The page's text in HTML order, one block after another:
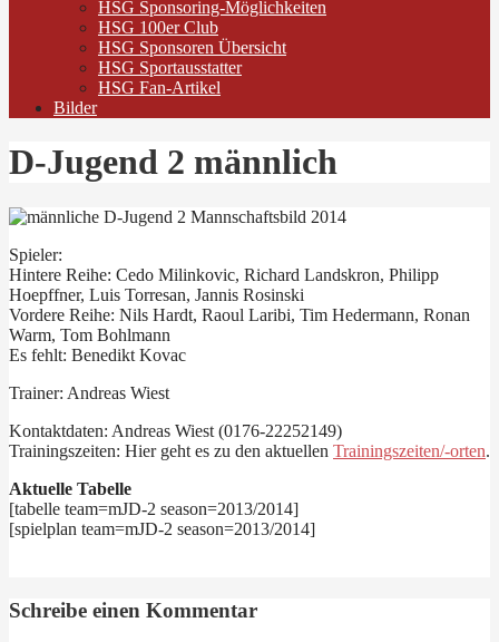
HSG Sponsoring-Möglichkeiten
HSG 100er Club
HSG Sponsoren Übersicht
HSG Sportausstatter
HSG Fan-Artikel
Bilder
D-Jugend 2 männlich
Spieler:
Hintere Reihe: Cedo Milinkovic, Richard Landskron, Philipp
Hoepffner, Luis Torresan, Jannis Rosinski
Vordere Reihe: Nils Hardt, Raoul Laribi, Tim Hedermann, Ronan
Warm, Tom Bohlmann
Es fehlt: Benedikt Kovac
Trainer: Andreas Wiest
Kontaktdaten: Andreas Wiest (0176-22252149)
Trainingszeiten: Hier geht es zu den aktuellen Trainingszeiten/-orten.
Aktuelle Tabelle
[tabelle team=mJD-2 season=2013/2014]
[spielplan team=mJD-2 season=2013/2014]
Schreibe einen Kommentar